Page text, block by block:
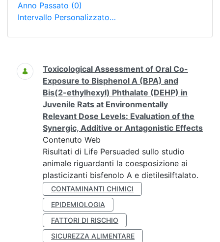
Anno Passato (0)
Intervallo Personalizzato…
Ricerca
Toxicological Assessment of Oral Co-
Exposure to Bisphenol A (BPA) and
Bis(2-ethylhexyl) Phthalate (DEHP) in
Juvenile Rats at Environmentally
Relevant Dose Levels: Evaluation of the
Synergic, Additive or Antagonistic Effects
Contenuto Web
Risultati di Life Persuaded sullo studio
animale riguardanti la coesposizione ai
plasticizanti bisfenolo A e dietilesilftalato.
CONTAMINANTI CHIMICI
EPIDEMIOLOGIA
FATTORI DI RISCHIO
SICUREZZA ALIMENTARE